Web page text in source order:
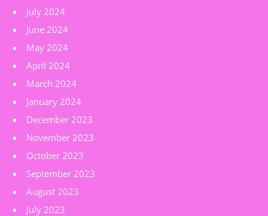
July 2024
June 2024
May 2024
April 2024
March 2024
January 2024
December 2023
November 2023
October 2023
September 2023
August 2023
July 2023